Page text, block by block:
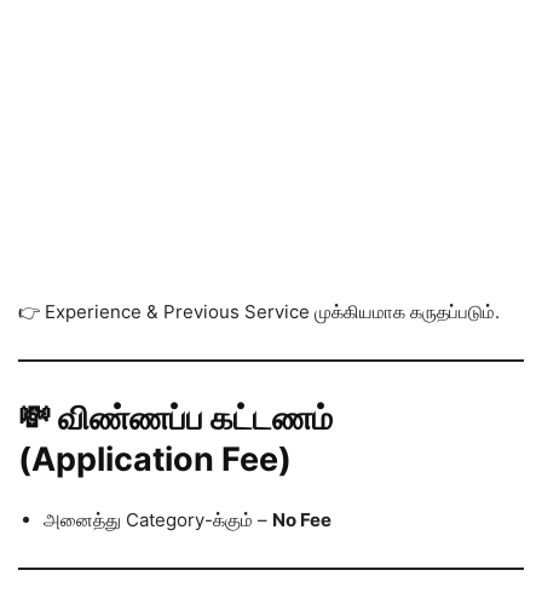
👉 Experience & Previous Service முக்கியமாக கருதப்படும்.
💸 விண்ணப்ப கட்டணம்
(Application Fee)
அனைத்து Category-க்கும் – No Fee